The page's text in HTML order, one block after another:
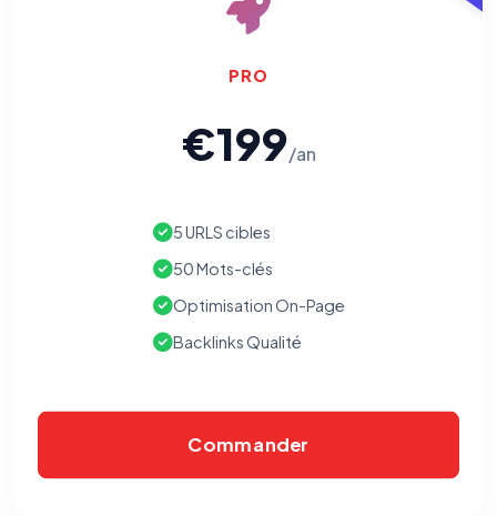
PRO
€199/an
5 URLS cibles
50 Mots-clés
Optimisation On-Page
Backlinks Qualité
Commander
(pages visitées, durée de visite) pour l'améliorer. Données
Cookies marketing
votre navigation.
Traceurs des courriels
Les e-mails peuvent contenir un pixel d'ouverture et des liens
traçants (Art. 82 loi Informatique et Libertés ; recommandation CNIL
pixels 2026 / FAQ juillet 2026).Ce suivi n'est pas géré par ce
écrivez àcontact@logicielreferencement.com. Détail :Politique de